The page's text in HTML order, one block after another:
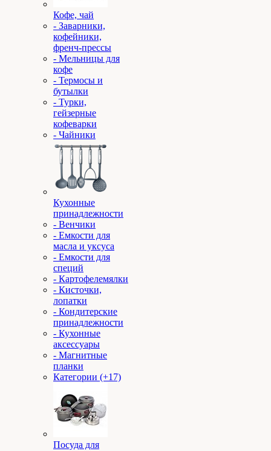
Кофе, чай
- Заварники,
кофейники,
френч-прессы
- Мельницы для
кофе
- Термосы и
бутылки
- Турки,
гейзерные
кофеварки
- Чайники
Кухонные
принадлежности
- Венчики
- Емкости для
масла и уксуса
- Емкости для
специй
- Картофелемялки
- Кисточки,
лопатки
- Кондитерские
принадлежности
- Кухонные
аксессуары
- Магнитные
планки
Категории (+17)
Посуда для